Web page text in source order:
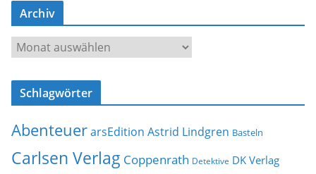
d
s
e
Archiv
r
c
v
Schlagwörter
AbenteuerarsEdition Astrid Lindgren Basteln
Carlsen Verlag Coppenrath Detektive DK Verlag